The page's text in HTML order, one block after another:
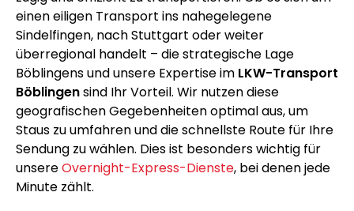
einen eiligen Transport ins nahegelegene
Sindelfingen, nach Stuttgart oder weiter
überregional handelt – die strategische Lage
Böblingens und unsere Expertise im LKW-Transport
Böblingensind Ihr Vorteil. Wir nutzen diese
geografischen Gegebenheiten optimal aus, um
Staus zu umfahren und die schnellste Route für Ihre
Sendung zu wählen. Dies ist besonders wichtig für
unsereOvernight-Express-Dienste, bei denen jede
Minute zählt.